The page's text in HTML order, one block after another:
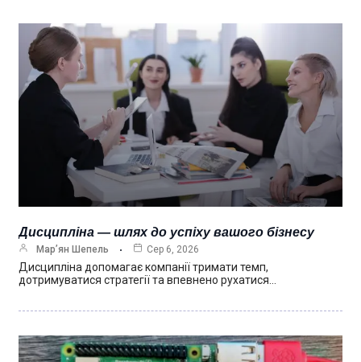
Дисципліна — шлях до успіху вашого бізнесу
Мар’ян Шепель Сер 6, 2026
Дисципліна допомагає компанії тримати темп,
дотримуватися стратегії та впевнено рухатися…